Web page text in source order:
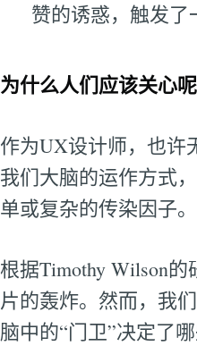
赞的诱惑，触发了
为什么人们应该关心呢
作为UX设计师，也许
我们大脑的运作方式
单或复杂的传染因子。
根据Timothy Wilson
片的轰炸。然而，我
脑中的“门卫”决定了